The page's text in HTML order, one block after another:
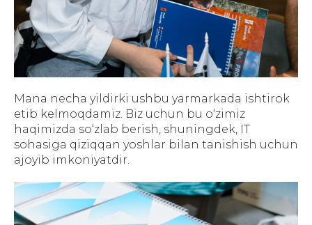
Mana necha yildirki ushbu yarmarkada ishtirok
etib kelmoqdamiz. Biz uchun bu o‘zimiz
haqimizda so‘zlab berish, shuningdek, IT
sohasiga qiziqqan yoshlar bilan tanishish uchun
ajoyib imkoniyatdir.